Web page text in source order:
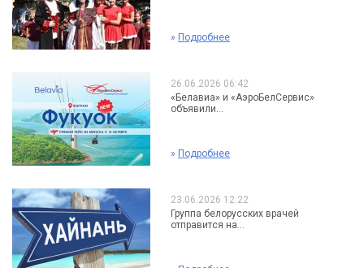
» Подробнее
26.06.2026 06:42
«Белавиа» и «АэроБелСервис»
объявили...
» Подробнее
23.06.2026 12:22
Группа белорусских врачей
отправится на...